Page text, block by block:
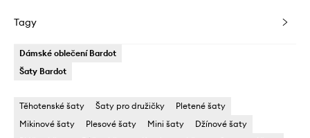
Tagy
Dámské oblečení Bardot
Šaty Bardot
Těhotenské šaty Šaty pro družičky
Pletené šaty
Mikinové šaty
Plesové šaty Mini šaty
Džínové šaty